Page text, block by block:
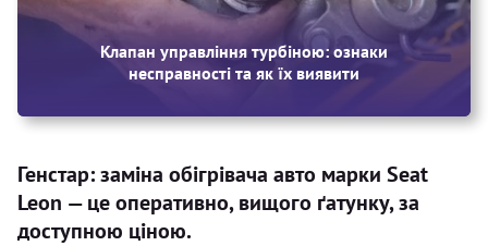
Клапан управління турбіною: ознаки
несправності та як їх виявити
Генстар: заміна обігрівача авто марки Seat
Leon — це оперативно, вищого ґатунку, за
доступною ціною.